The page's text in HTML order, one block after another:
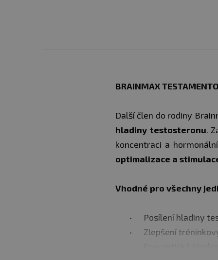
BRAINMAX
Další člen do rodiny
hladiny testosteronu.
koncentraci a
optimalizace a
Vhodné pro všechny
Posílení hladiny
Zlepšení